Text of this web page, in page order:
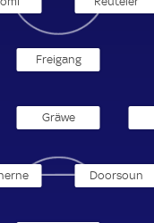
Doorsoun
Gräwe
Freigang